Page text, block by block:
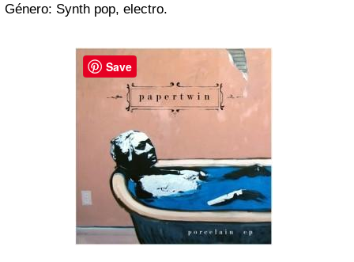
Género: Synth pop, electro.
Save